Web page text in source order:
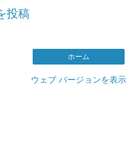
投稿
ホーム
ウェブ バージョンを表示